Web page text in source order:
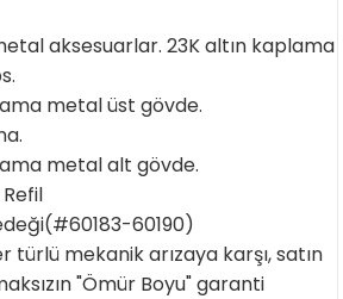
aksesuarlar. 23K altın kaplama
metal üst gövde.
metal alt gövde.
60190)
türlü mekanik arızaya karşı, satın
"Ömür Boyu" garanti